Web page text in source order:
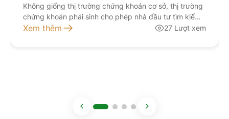
Không giống thị trường chứng khoán cơ sở, thị trường
chứng khoán phái sinh cho phép nhà đầu tư tìm kiếm
lợi nhuận ngay cả khi thị trường đi xuống. Đây là lý do
Xem thêm 27 Lượt xem